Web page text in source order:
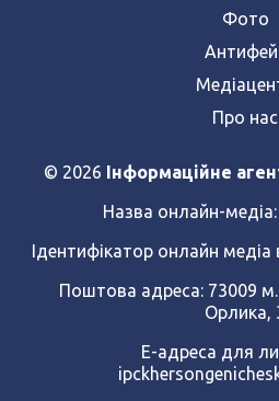
Фото
Про нас
© 2026 Інформаційне
Назва онлайн-медіа:
Ідентифікатор онлайн
Поштова адреса: 73009
Орлика,
Е-адреса для